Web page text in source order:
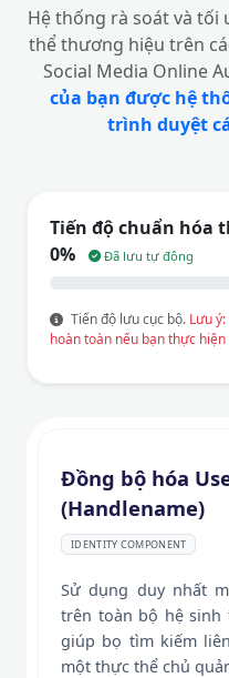
Hệ thống rà soát và tối
thể thương hiệu trên
Social Media Online
của bạn được hệ
trình duyệt
Tiến độ chuẩn hóa
0%
Đã lưu tự động
Tiến độ lưu cục bộ. Lưu
hoàn toàn nếu bạn thực
Đồng bộ hóa
(Handlename)
IDENTITY COMPONENT
Sử dụng duy nhất
trên toàn bộ hệ sinh
giúp bọ tìm kiếm
một thực thể chủ